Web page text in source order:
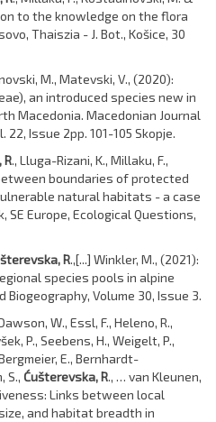
to the knowledge on the flora
Thaiszia - J. Bot., Košice, 30
M., Matevski, V., (2020):
an introduced species new in
Macedonia. Macedonian Journal
Issue 2pp. 101-105 Skopje.
R., Lluga-Rizani, K., Millaku, F.,
boundaries of protected
natural habitats - a case
SE Europe, Ecological Questions,
R.,[...] Winkler, M., (2021):
species pools in alpine
Volume 30, Issue 3.
W., Essl, F., Heleno, R.,
P., Seebens, H., Weigelt, P.,
E., Bernhardt-
S., Ćušterevska, R., … van Kleunen,
Links between local
and habitat breadth in